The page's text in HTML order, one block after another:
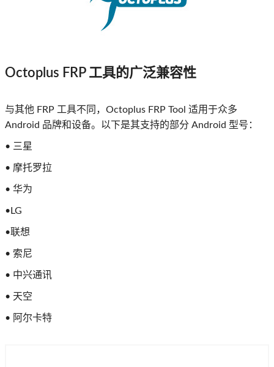
Octoplus FRP 工具的广泛兼容性
与其他 FRP 工具不同，Octoplus FRP Tool 适用于众多
Android 品牌和设备。以下是其支持的部分 Android 型号：
• 三星
• 摩托罗拉
• 华为
•LG
•联想
• 索尼
• 中兴通讯
• 天空
• 阿尔卡特